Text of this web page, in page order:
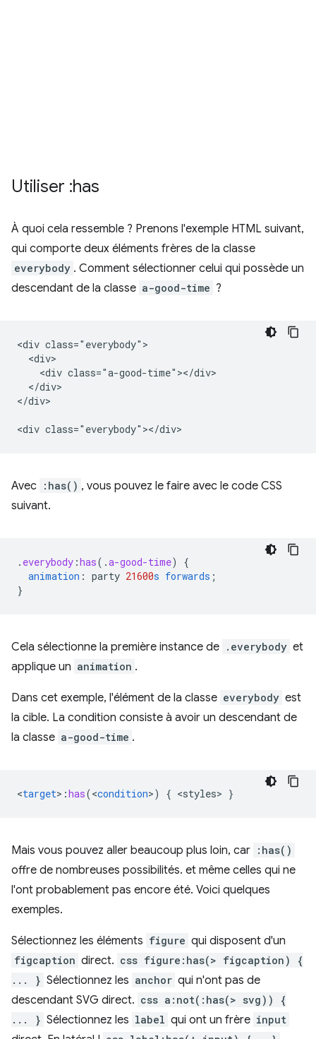
Utiliser :has
À quoi cela ressemble ? Prenons l'exemple HTML suivant,
qui comporte deux éléments frères de la classe
everybody . Comment sélectionner celui qui possède un
descendant de la classe a-good-time ?
<div class="everybody">
  <div>
    <div class="a-good-time"></div>
  </div>
</div>
Avec :has() , vous pouvez le faire avec le code CSS
suivant.
. everybody :has( .a-good-time)
{
animation : party 21600s forwards ;
}
Cela sélectionne la première instance de .everybody et
applique un animation .
Dans cet exemple, l'élément de la classe everybody est
la cible. La condition consiste à avoir un descendant de
la classe a-good-time .
<target> :has(<condition>) { <styles> }
Mais vous pouvez aller beaucoup plus loin, car :has()
offre de nombreuses possibilités. et même celles qui ne
l'ont probablement pas encore été. Voici quelques
exemples.
Sélectionnez les éléments figure qui disposent d'un
figcaption direct. css figure:has(> figcaption) {
... } Sélectionnez les anchor qui n'ont pas de
descendant SVG direct. css a:not(:has(> svg)) {
... } Sélectionnez les label qui ont un frère input